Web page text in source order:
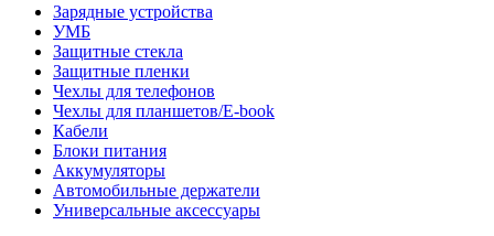
Зарядные устройства
УМБ
Защитные стекла
Защитные пленки
Чехлы для телефонов
Чехлы для планшетов/E-book
Кабели
Блоки питания
Аккумуляторы
Автомобильные держатели
Универсальные аксессуары